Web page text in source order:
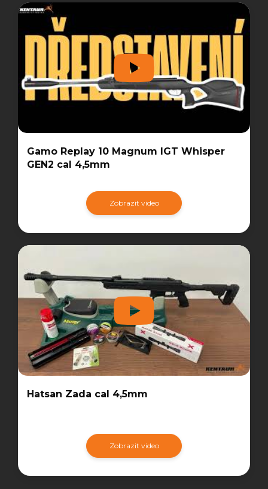
Gamo Replay 10 Magnum IGT Whisper
GEN2 cal 4,5mm
Zobrazit video
Hatsan Zada cal 4,5mm
Zobrazit video